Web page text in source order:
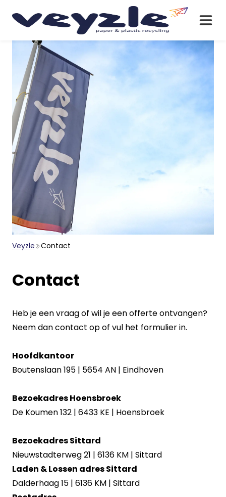
Veyzle Contact
Contact
Heb je een vraag of wil je een offerte ontvangen?
Neem dan contact op of vul het formulier in.
Hoofdkantoor
Boutenslaan 195 | 5654 AN | Eindhoven
Bezoekadres Hoensbroek
De Koumen 132 | 6433 KE | Hoensbroek
Bezoekadres Sittard
Nieuwstadterweg 21 | 6136 KM | Sittard
Laden & Lossen adres Sittard
Dalderhaag 15 | 6136 KM | Sittard